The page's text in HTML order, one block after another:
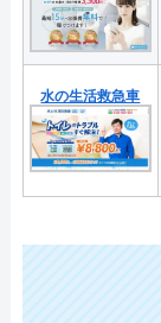
水の生活救急車